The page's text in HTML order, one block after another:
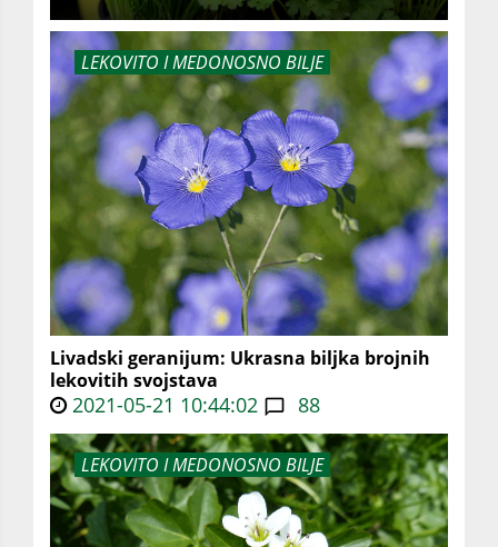
LEKOVITO I MEDONOSNO BILJE
Livadski geranijum: Ukrasna biljka brojnih
lekovitih svojstava
2021-05-21 10:44:02 88
LEKOVITO I MEDONOSNO BILJE